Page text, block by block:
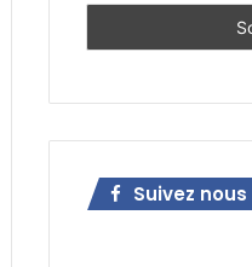
Suivez